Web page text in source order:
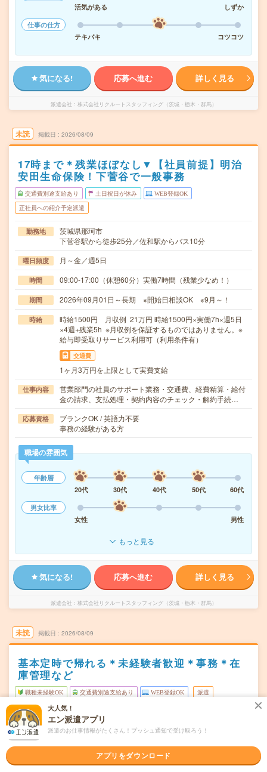
活気がある
しずか
仕事の仕方
テキパキ
コツコツ
気になる! 応募へ進む 詳しく見る
派遣会社 株式会社リクルートスタッフィング（茨城・栃木・群馬）
未読 掲載日 2026/08/09
17時まで＊残業ほぼなし▼【社員前提】明治
安田生命保険！下菅谷で一般事務
交通費別途支給あり 土日祝日が休み WEB登録OK
正社員への紹介予定派遣
勤務地
茨城県那珂市
下菅谷駅から徒歩25分／佐和駅からバス10分
曜日頻度 月～金／週5日
時間 09:00-17:00（休憩60分）実働7時間（残業少なめ！）
期間 2026年09月01日～長期 ※開始日相談OK ※9月～！
時給
時給1500円 月収例 21万円 時給1500円×実働7h×週5日
×4週+残業5h ※月収例を保証するものではありません。※
給与即受取りサービス利用可（利用条件有）
交通費
1ヶ月3万円を上限として実費支給
仕事内容
営業部門の社員のサポート業務・交通費、経費精算・給付
金の請求、支払処理・契約内容のチェック・解約手続…
応募資格
ブランクOK / 英語力不要
事務の経験がある方
職場の雰囲気
年齢層
20代
30代 40代 50代
60代
男女比率
女性
男性
もっと見る
気になる! 応募へ進む 詳しく見る
派遣会社 株式会社リクルートスタッフィング（茨城・栃木・群馬）
未読 掲載日 2026/08/09
基本定時で帰れる＊未経験者歓迎＊事務＊在
庫管理など
職種未経験OK 交通費別途支給あり WEB登録OK 派遣
勤務地
茨城県土浦市
神立駅から車7分
曜日頻度 月～金・土・祝 ※日曜＋1日の週休2日制。
時間
7:00～19:00 ※表記のうち実働8時間（休憩60分）の勤務
大人気！
エン派遣アプリ
派遣のお仕事情報がたくさん！プッシュ通知で受け取ろう！
アプリをダウンロード